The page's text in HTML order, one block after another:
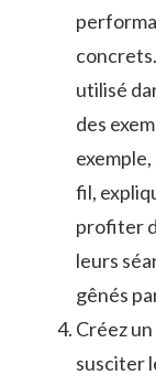
⁤utilisé
des​
fil,​
profiter
leurs
gênés
Créez
‍susciter